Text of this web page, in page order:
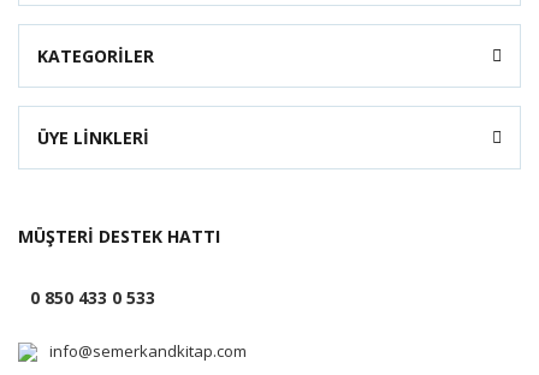
KATEGORİLER
ÜYE LİNKLERİ
MÜŞTERİ DESTEK HATTI
0 850 433 0 533
info@semerkandkitap.com